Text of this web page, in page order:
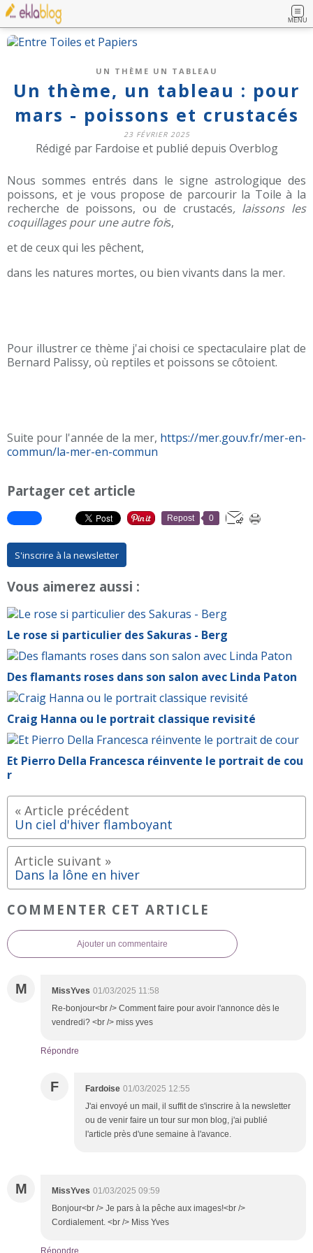
MENU
UN THÈME UN TABLEAU
Un thème, un tableau : pour
mars - poissons et crustacés
23 FÉVRIER 2025
Rédigé par Fardoise et publié depuis Overblog
Nous sommes entrés dans le signe astrologique des
poissons, et je vous propose de parcourir la Toile à la
recherche de poissons, ou de crustacés, laissons les
coquillages pour une autre fois,
et de ceux qui les pêchent,
dans les natures mortes, ou bien vivants dans la mer.
Pour illustrer ce thème j'ai choisi ce spectaculaire plat de
Bernard Palissy, où reptiles et poissons se côtoient.
Suite pour l'année de la mer, https://mer.gouv.fr/mer-en-
commun/la-mer-en-commun
Partager cet article
Repost 0
S'inscrire à la newsletter
Vous aimerez aussi :
Le rose si particulier des Sakuras - Berg
Des flamants roses dans son salon avec Linda Paton
Craig Hanna ou le portrait classique revisité
Et Pierro Della Francesca réinvente le portrait de cou
r
Un ciel d'hiver flamboyant
Dans la lône en hiver
COMMENTER CET ARTICLE
Ajouter un commentaire
M MissYves 01/03/2025 11:58
Re-bonjour<br /> Comment faire pour avoir l'annonce dès le
vendredi? <br /> miss yves
Répondre
F Fardoise 01/03/2025 12:55
J'ai envoyé un mail, il suffit de s'inscrire à la newsletter
ou de venir faire un tour sur mon blog, j'ai publié
l'article près d'une semaine à l'avance.
M MissYves 01/03/2025 09:59
Bonjour<br /> Je pars à la pêche aux images!<br />
Cordialement. <br /> Miss Yves
Répondre